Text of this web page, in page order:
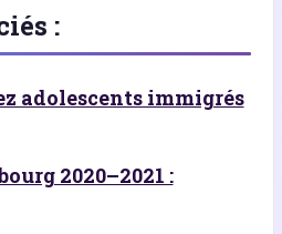
:
adolescents immigrés
2020–2021 :